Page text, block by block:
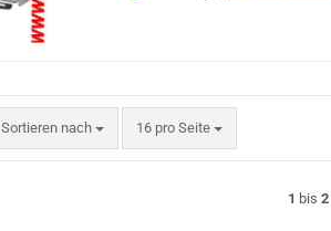
Sortieren nach
Sortieren nach 16 pro Seite
pro Seite
1 bis2